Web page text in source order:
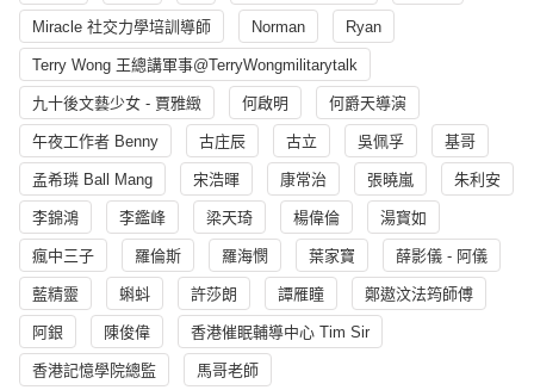
Miracle 社交力學培訓導師 Norman Ryan
Terry Wong 王總講軍事@TerryWongmilitarytalk
九十後文藝少女 - 賈雅緻 何啟明 何爵天導演
午夜工作者 Benny 古庄辰 古立 吳佩孚 基哥
孟希璘 Ball Mang 宋浩暉 康常治 張曉嵐 朱利安
李錦鴻 李鑑峰 梁天琦 楊偉倫 湯寳如
瘋中三子 羅倫斯 羅海憫 葉家寶 薛影儀 - 阿儀
藍精靈 蝌蚪 許莎朗 譚雁瞳 鄭遨汶法筠師傅
阿銀 陳俊偉 香港催眠輔導中心 Tim Sir
香港記憶學院總監 馬哥老師